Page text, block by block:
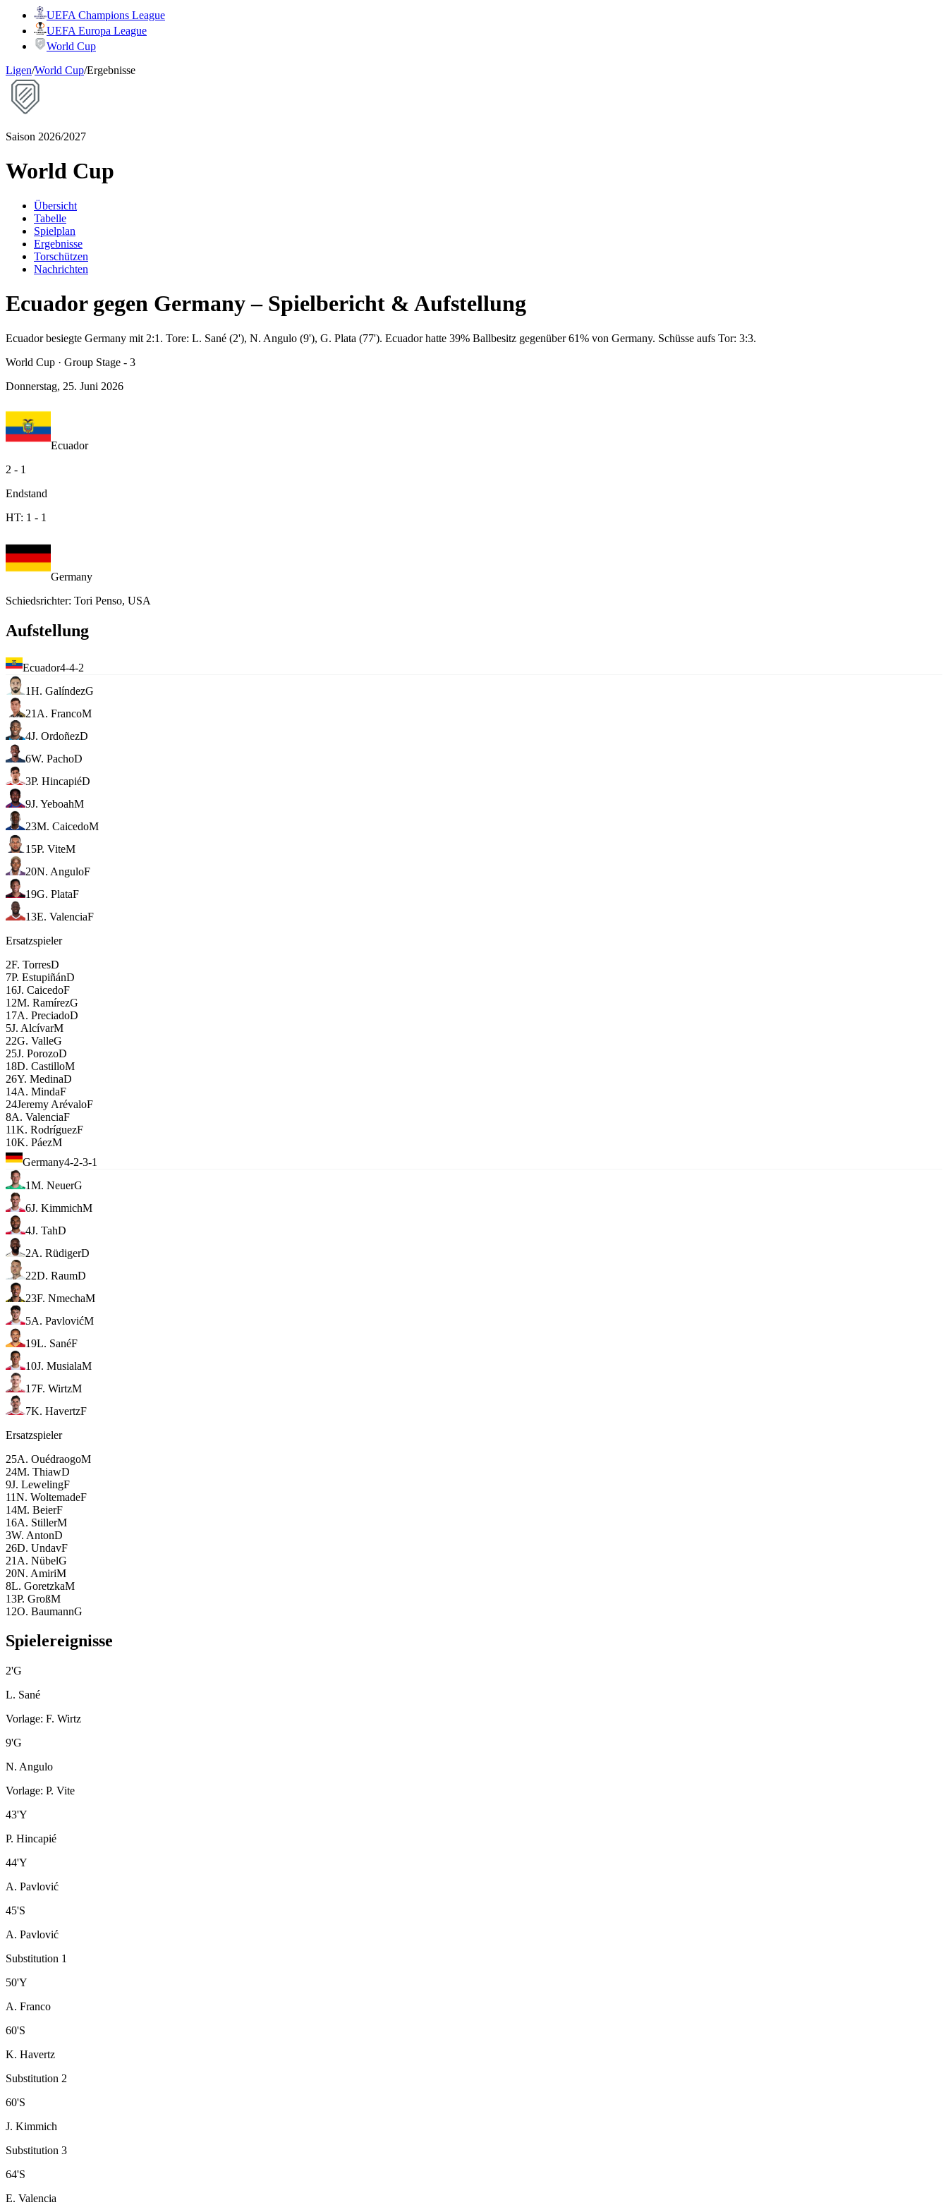
UEFA Champions League
UEFA Europa League
World Cup
Ligen/World Cup/Ergebnisse
Saison 2026/2027
World Cup
Übersicht
Tabelle
Spielplan
Ergebnisse
Torschützen
Nachrichten
Ecuador gegen Germany – Spielbericht & Aufstellung
Ecuador besiegte Germany mit 2:1. Tore: L. Sané (2'), N. Angulo (9'), G. Plata (77'). Ecuador hatte 39% Ballbesitz gegenüber 61% von Germany. Schüsse aufs Tor: 3:3.
World Cup · Group Stage - 3
Donnerstag, 25. Juni 2026
Ecuador
2 - 1
Endstand
HT: 1 - 1
Germany
Schiedsrichter: Tori Penso, USA
Aufstellung
Ecuador4-4-2
1H. GalíndezG
21 A. FrancoM
4J. OrdoñezD
6W. PachoD
3P. HincapiéD
9J. YeboahM
23M. CaicedoM
15P. ViteM
20N. AnguloF
19G. PlataF
13E. ValenciaF
Ersatzspieler
2F. TorresD
7P. EstupiñánD
16J. CaicedoF
12M. RamírezG
17A. PreciadoD
5J. AlcívarM
22G. ValleG
25J. PorozoD
18D. CastilloM
26Y. MedinaD
14A. MindaF
24Jeremy ArévaloF
8A. ValenciaF
11K. RodríguezF
10K. PáezM
Germany4-2-3-1
1M. NeuerG
6J. KimmichM
4J. TahD
2A. RüdigerD
22D. RaumD
23F. NmechaM
5A. PavlovićM
19L. SanéF
10J. MusialaM
17F. WirtzM
7K. HavertzF
Ersatzspieler
25A. OuédraogoM
24M. ThiawD
9J. LewelingF
11N. WoltemadeF
14M. BeierF
16A. StillerM
3W. AntonD
26D. UndavF
21 A. NübelG
20N. AmiriM
8L. GoretzkaM
13P. GroßM
12O. BaumannG
Spielereignisse
2'G
L. Sané
Vorlage: F. Wirtz
9'G
N. Angulo
Vorlage: P. Vite
43'Y
P. Hincapié
44'Y
A. Pavlović
45'S
A. Pavlović
Substitution 1
50'Y
A. Franco
60'S
K. Havertz
Substitution 2
60'S
J. Kimmich
Substitution 3
64'S
E. Valencia